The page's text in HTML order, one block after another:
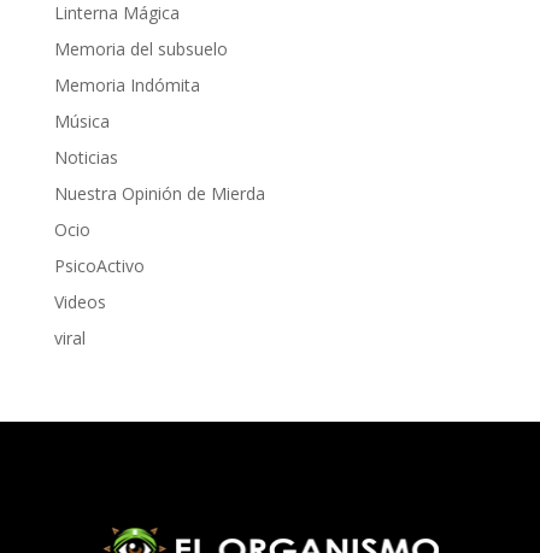
Linterna Mágica
Memoria del subsuelo
Memoria Indómita
Música
Noticias
Nuestra Opinión de Mierda
Ocio
PsicoActivo
Videos
viral